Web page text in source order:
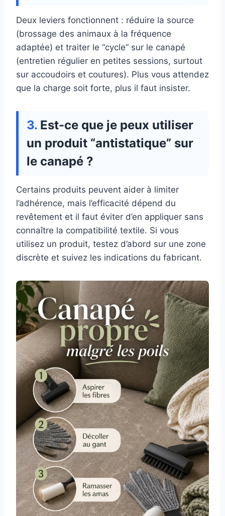
Deux leviers fonctionnent : réduire la source
(brossage des animaux à la fréquence
adaptée) et traiter le “cycle” sur le canapé
(entretien régulier en petites sessions, surtout
sur accoudoirs et coutures). Plus vous attendez
que la charge soit forte, plus il faut insister.
Est-ce que je peux utiliser
un produit “antistatique” sur
le canapé ?
Certains produits peuvent aider à limiter
l’adhérence, mais l’efficacité dépend du
revêtement et il faut éviter d’en appliquer sans
connaître la compatibilité textile. Si vous
utilisez un produit, testez d’abord sur une zone
discrète et suivez les indications du fabricant.